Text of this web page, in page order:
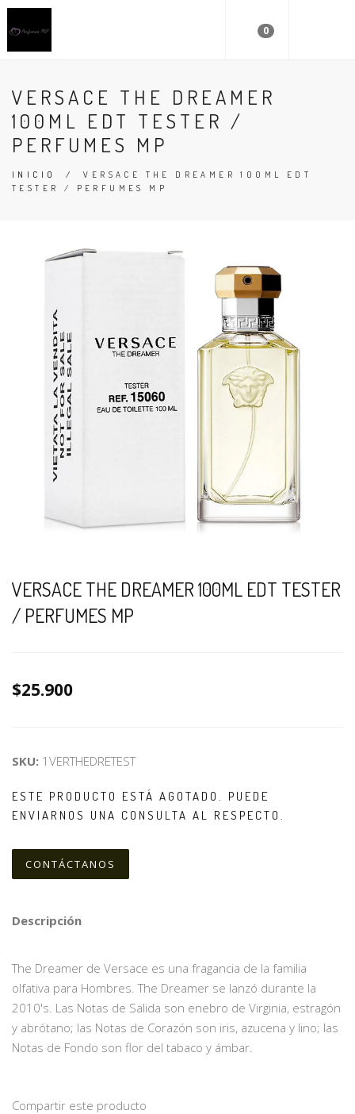
0
VERSACE THE DREAMER
100ML EDT TESTER /
PERFUMES MP
INICIO /VERSACE THE DREAMER 100ML EDT
TESTER / PERFUMES MP
VERSACE THE DREAMER 100ML EDT TESTER
/ PERFUMES MP
$25.900
SKU: 1VERTHEDRETEST
ESTE PRODUCTO ESTÁ AGOTADO. PUEDE
ENVIARNOS UNA CONSULTA AL RESPECTO.
CONTÁCTANOS
Descripción
The Dreamer de Versace es una fragancia de la familia
olfativa para Hombres. The Dreamer se lanzó durante la
2010's. Las Notas de Salida son enebro de Virginia, estragón
y abrótano; las Notas de Corazón son iris, azucena y lino; las
Notas de Fondo son flor del tabaco y ámbar.
Compartir este producto